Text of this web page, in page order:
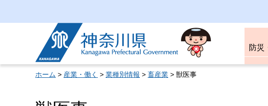
神奈川県
防災
ホーム > 産業・働く > 業種別情報 > 畜産業 > 獣医事